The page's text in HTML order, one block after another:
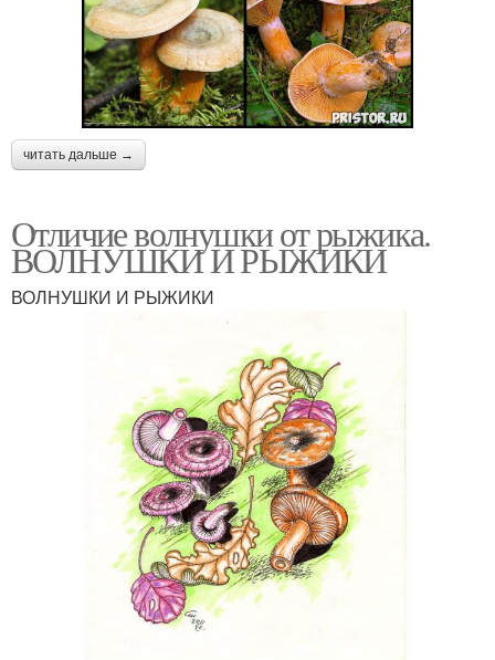
читать дальше →
Отличие волнушки от рыжика.
ВОЛНУШКИ И РЫЖИКИ
ВОЛНУШКИ И РЫЖИКИ